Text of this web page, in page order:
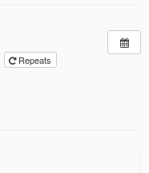
Repeats